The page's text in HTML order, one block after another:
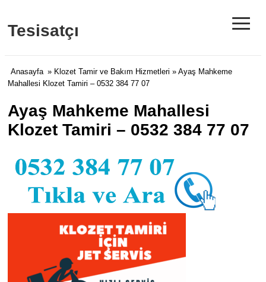
Tesisatçı ≡
Anasayfa » Klozet Tamir ve Bakım Hizmetleri » Ayaş Mahkeme
Mahallesi Klozet Tamiri – 0532 384 77 07
Ayaş Mahkeme Mahallesi
Klozet Tamiri – 0532 384 77 07